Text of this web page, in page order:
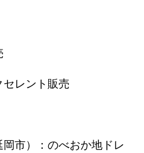
セレント販売
市）：のべおか地ドレ